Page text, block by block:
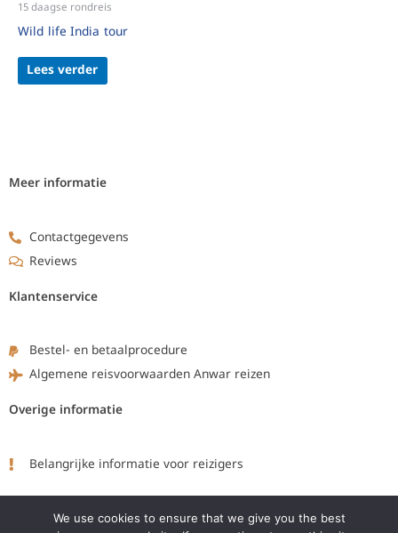
15 daagse rondreis
Wild life India tour
Lees verder
Meer informatie
Contactgegevens
Reviews
Klantenservice
Bestel- en betaalprocedure
Algemene reisvoorwaarden Anwar reizen
Overige informatie
Belangrijke informatie voor reizigers
We use cookies to ensure that we give you the best